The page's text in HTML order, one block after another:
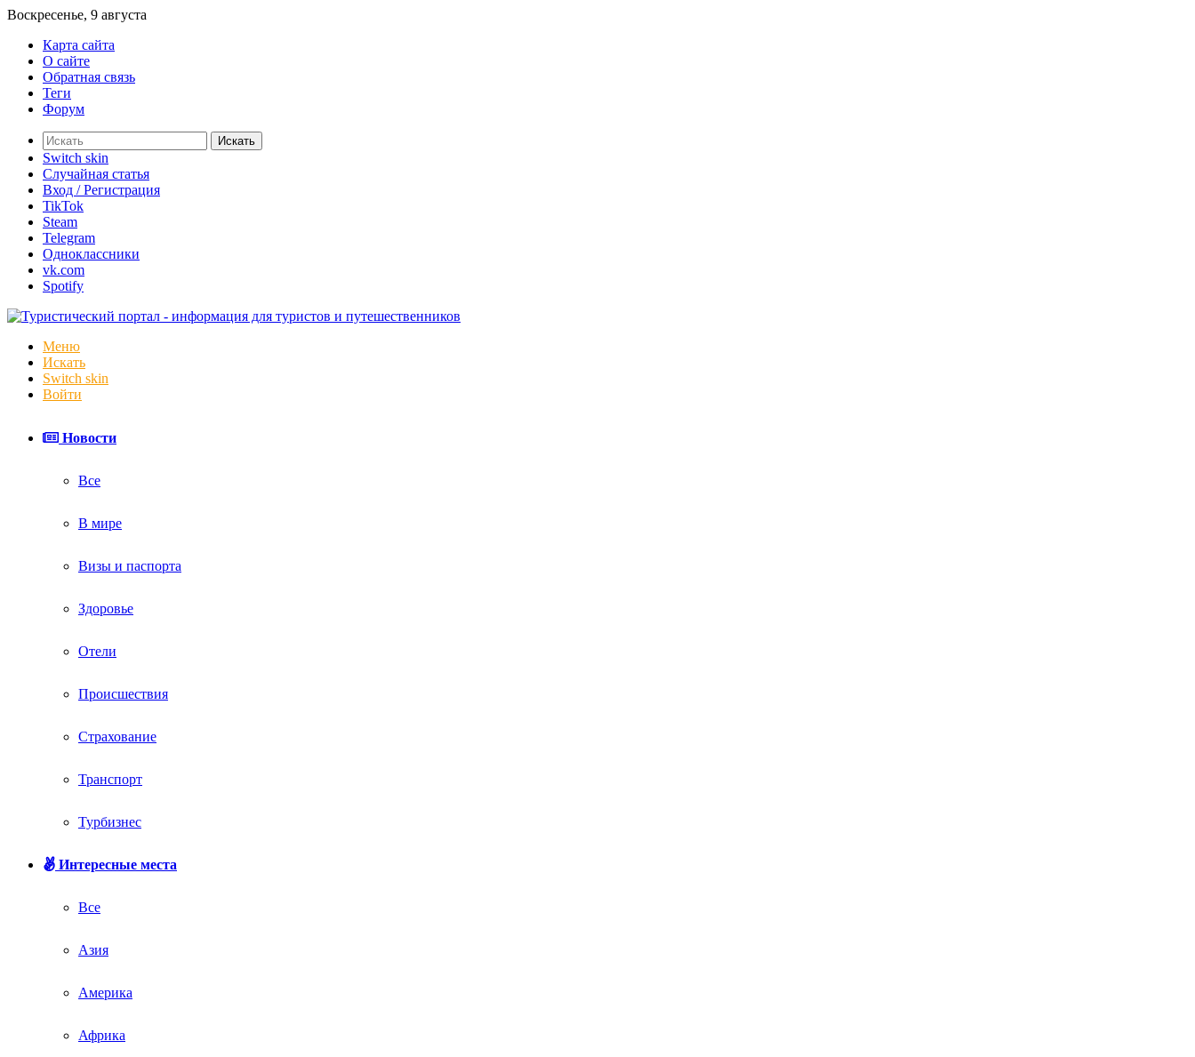
Воскресенье, 9 августа
Карта сайта
О сайте
Обратная связь
Теги
Форум
Искать
Switch skin
Случайная статья
Вход / Регистрация
TikTok
Steam
Telegram
Одноклассники
vk.com
Spotify
Меню
Искать
Switch skin
Войти
Новости
Все
В мире
Визы и паспорта
Здоровье
Отели
Происшествия
Страхование
Транспорт
Турбизнес
Интересные места
Все
Азия
Америка
Африка